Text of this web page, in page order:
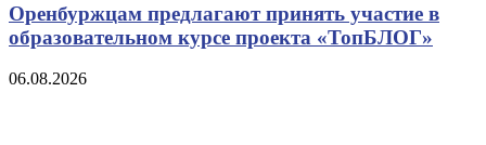
Оренбуржцам предлагают принять участие в
образовательном курсе проекта «ТопБЛОГ»
06.08.2026